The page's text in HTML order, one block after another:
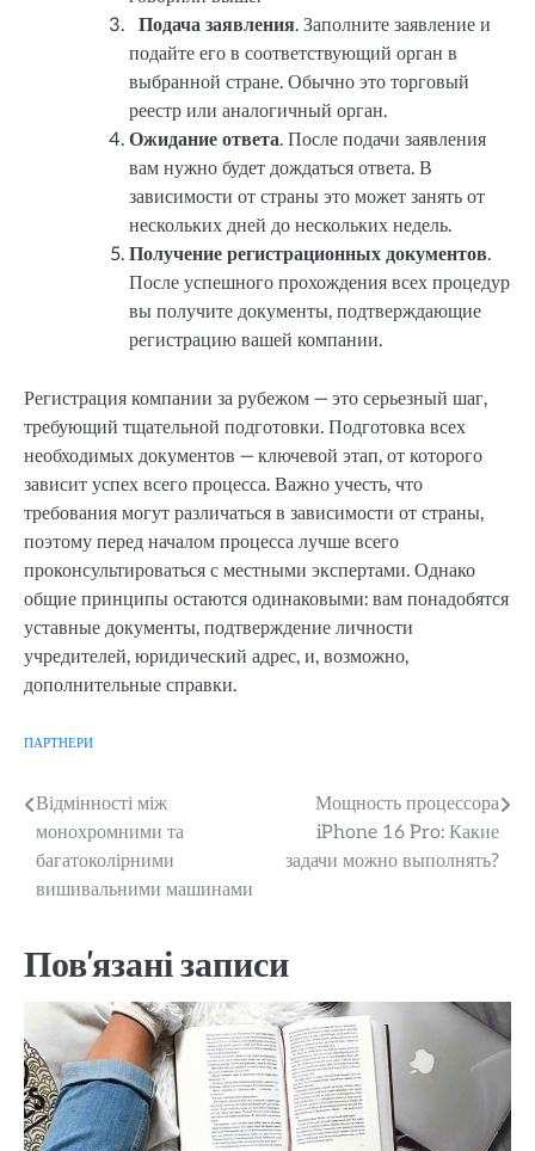
Подача заявления. Заполните заявление и
подайте его в соответствующий орган в
выбранной стране. Обычно это торговый
реестр или аналогичный орган.
Ожидание ответа. После подачи заявления
вам нужно будет дождаться ответа. В
зависимости от страны это может занять от
нескольких дней до нескольких недель.
Получение регистрационных документов.
После успешного прохождения всех процедур
вы получите документы, подтверждающие
регистрацию вашей компании.
Регистрация компании за рубежом — это серьезный шаг,
требующий тщательной подготовки. Подготовка всех
необходимых документов — ключевой этап, от которого
зависит успех всего процесса. Важно учесть, что
требования могут различаться в зависимости от страны,
поэтому перед началом процесса лучше всего
проконсультироваться с местными экспертами. Однако
общие принципы остаются одинаковыми: вам понадобятся
уставные документы, подтверждение личности
учредителей, юридический адрес, и, возможно,
дополнительные справки.
ПАРТНЕРИ
Навігація
записів
Відмінності між
монохромними та
багатоколірними
вишивальними машинами
Мощность процессора
iPhone 16 Pro: Какие
задачи можно выполнять?
Пов'язані записи